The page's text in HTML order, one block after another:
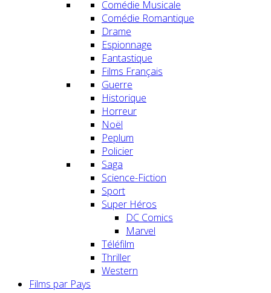
Comédie Musicale
Comédie Romantique
Drame
Espionnage
Fantastique
Films Français
Guerre
Historique
Horreur
Noël
Peplum
Policier
Saga
Science-Fiction
Sport
Super Héros
DC Comics
Marvel
Téléfilm
Thriller
Western
Films par Pays